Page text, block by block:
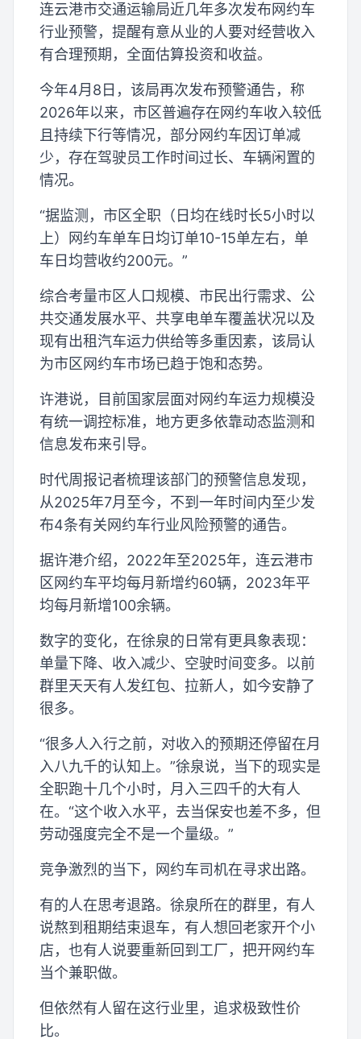
连云港市交通运输局近几年多次发布网约车
行业预警，提醒有意从业的人要对经营收入
有合理预期，全面估算投资和收益。
今年4月8日，该局再次发布预警通告，称
2026年以来，市区普遍存在网约车收入较低
且持续下行等情况，部分网约车因订单减
少，存在驾驶员工作时间过长、车辆闲置的
情况。
“据监测，市区全职（日均在线时长5小时以
上）网约车单车日均订单10-15单左右，单
车日均营收约200元。”
综合考量市区人口规模、市民出行需求、公
共交通发展水平、共享电单车覆盖状况以及
现有出租汽车运力供给等多重因素，该局认
为市区网约车市场已趋于饱和态势。
许港说，目前国家层面对网约车运力规模没
有统一调控标准，地方更多依靠动态监测和
信息发布来引导。
时代周报记者梳理该部门的预警信息发现，
从2025年7月至今，不到一年时间内至少发
布4条有关网约车行业风险预警的通告。
据许港介绍，2022年至2025年，连云港市
区网约车平均每月新增约60辆，2023年平
均每月新增100余辆。
数字的变化，在徐泉的日常有更具象表现：
单量下降、收入减少、空驶时间变多。以前
群里天天有人发红包、拉新人，如今安静了
很多。
“很多人入行之前，对收入的预期还停留在月
入八九千的认知上。”徐泉说，当下的现实是
全职跑十几个小时，月入三四千的大有人
在。“这个收入水平，去当保安也差不多，但
劳动强度完全不是一个量级。”
竞争激烈的当下，网约车司机在寻求出路。
有的人在思考退路。徐泉所在的群里，有人
说熬到租期结束退车，有人想回老家开个小
店，也有人说要重新回到工厂，把开网约车
当个兼职做。
但依然有人留在这行业里，追求极致性价
比。